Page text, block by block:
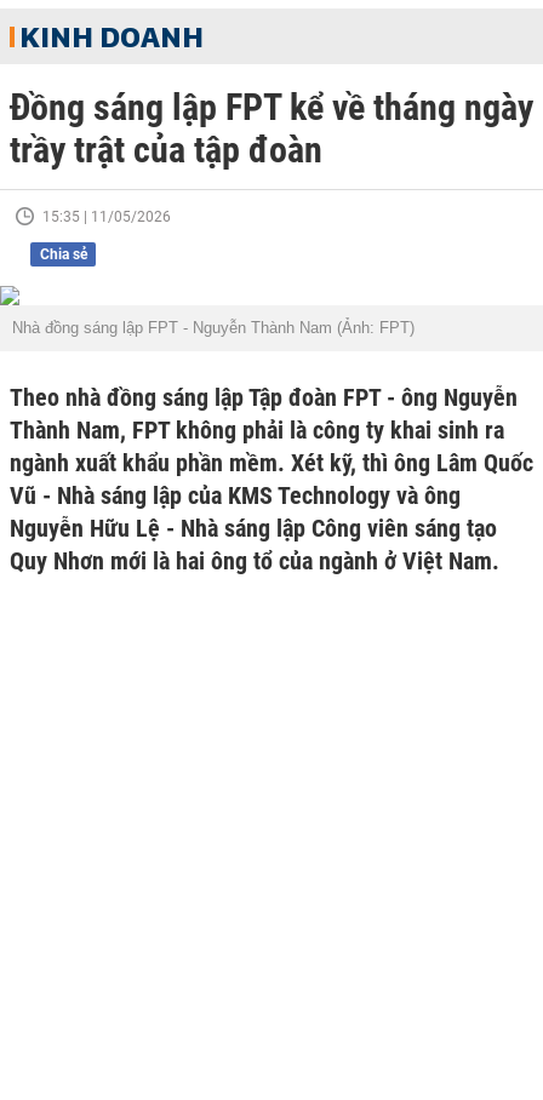
KINH DOANH
Đồng sáng lập FPT kể về tháng ngày
trầy trật của tập đoàn
15:35 | 11/05/2026
Chia sẻ
Nhà đồng sáng lập FPT - Nguyễn Thành Nam (Ảnh: FPT)
Theo nhà đồng sáng lập Tập đoàn FPT - ông Nguyễn
Thành Nam, FPT không phải là công ty khai sinh ra
ngành xuất khẩu phần mềm. Xét kỹ, thì ông Lâm Quốc
Vũ - Nhà sáng lập của KMS Technology và ông
Nguyễn Hữu Lệ - Nhà sáng lập Công viên sáng tạo
Quy Nhơn mới là hai ông tổ của ngành ở Việt Nam.